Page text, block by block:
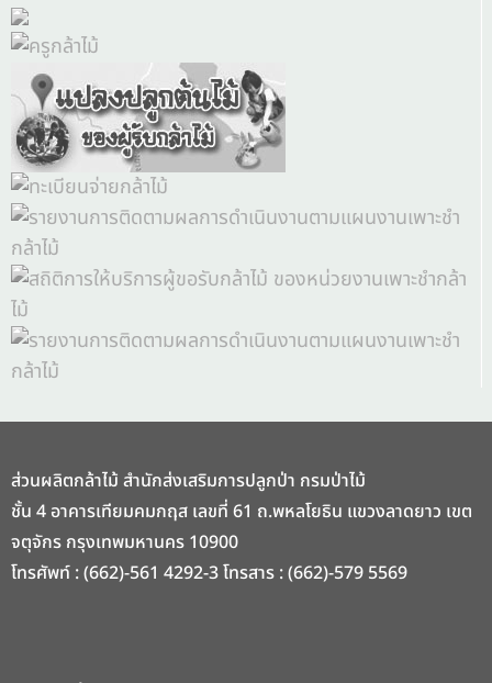
ส่วนผลิตกล้าไม้ สำนักส่งเสริมการปลูกป่า กรมป่าไม้
ชั้น 4 อาคารเทียมคมกฤส เลขที่ 61 ถ.พหลโยธิน แขวงลาดยาว เขต
จตุจักร กรุงเทพมหานคร 10900
โทรศัพท์ : (662)-561 4292-3 โทรสาร : (662)-579 5569